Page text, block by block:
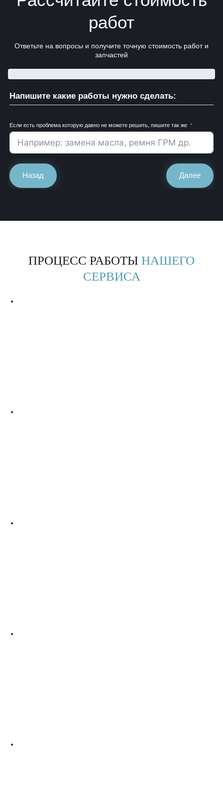
работ
Ответьте на вопросы и получите точную стоимость работ и
запчастей
Напишите какие работы нужно сделать:
Если есть проблема которую давно не можете решить, пишите так же
Назад Далее
ПРОЦЕСС РАБОТЫ НАШЕГО
СЕРВИСА